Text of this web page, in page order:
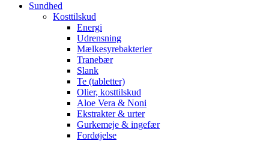
Sundhed
Kosttilskud
Energi
Udrensning
Mælkesyrebakterier
Tranebær
Slank
Te (tabletter)
Olier, kosttilskud
Aloe Vera & Noni
Ekstrakter & urter
Gurkemeje & ingefær
Fordøjelse